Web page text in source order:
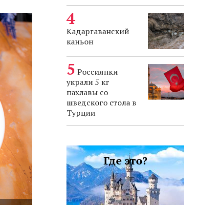
Кадаргаванский
каньон
Россиянки
украли 5 кг
пахлавы со
шведского стола в
Турции
Где это?